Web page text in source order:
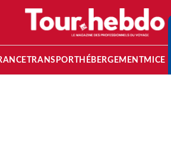
TRANSPORT HÉBERGEMENTMICE